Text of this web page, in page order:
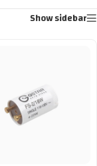
Show sidebar